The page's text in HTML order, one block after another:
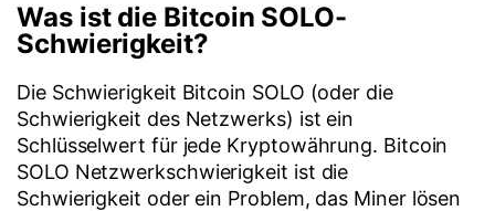
Was ist die Bitcoin SOLO-
Schwierigkeit?
Die Schwierigkeit Bitcoin SOLO (oder die
Schwierigkeit des Netzwerks) ist ein
Schlüsselwert für jede Kryptowährung. Bitcoin
SOLO Netzwerkschwierigkeit ist die
Schwierigkeit oder ein Problem, das Miner lösen